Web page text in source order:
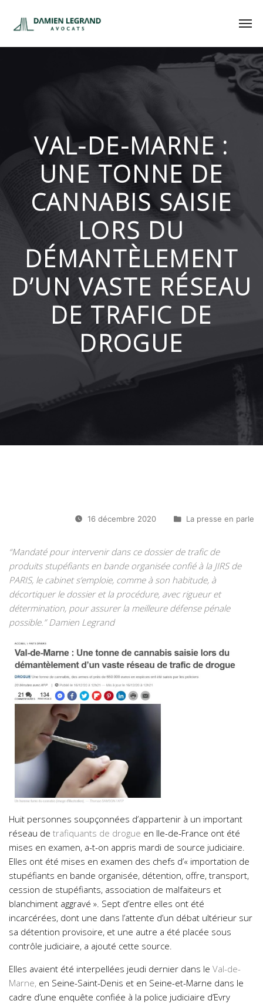
VAL-DE-MARNE :
UNE TONNE DE
CANNABIS SAISIE
LORS DU
DÉMANTÈLEMENT
D’UN VASTE RÉSEAU
DE TRAFIC DE
DROGUE
16 décembre 2020 La presse en parle
“Mandaté pour intervenir dans ce dossier de trafic de
produits stupéfiants en bande organisée confié à la JIRS de
PARIS, le cabinet s’emploie, comme à son habitude, à
décortiquer le dossier et la procédure, avec rigueur et
détermination, pour assurer la meilleure défense pénale
possible.” Damien Legrand
Huit personnes soupçonnées d’appartenir à un important
réseau de trafiquants de drogue en Ile-de-France ont été
mises en examen, a-t-on appris mardi de source judiciaire.
Elles ont été mises en examen des chefs d’« importation de
stupéfiants en bande organisée, détention, offre, transport,
cession de stupéfiants, association de malfaiteurs et
blanchiment aggravé ». Sept d’entre elles ont été
incarcérées, dont une dans l’attente d’un débat ultérieur sur
sa détention provisoire, et une autre a été placée sous
contrôle judiciaire, a ajouté cette source.
Elles avaient été interpellées jeudi dernier dans le Val-de-
Marne, en Seine-Saint-Denis et en Seine-et-Marne dans le
cadre d’une enquête confiée à la police judiciaire d’Evry